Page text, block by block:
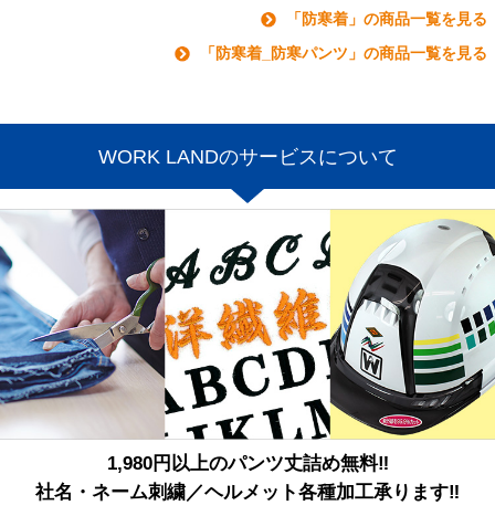
「防寒着」の商品一覧を見る
「防寒着_防寒パンツ」の商品一覧を見る
WORK LANDのサービスについて
1,980円以上のパンツ丈詰め無料‼
社名・ネーム刺繍／ヘルメット各種加工承ります‼